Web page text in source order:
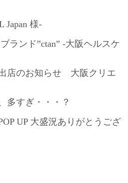
Japan 様-
ランド”ctan” -大阪ヘルスケ
店のお知らせ 大阪クリエ
多すぎ・・・？
UP 大盛況ありがとうござ